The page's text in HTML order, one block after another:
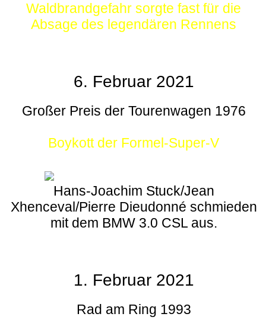
Waldbrandgefahr sorgte fast für die
Absage des legendären Rennens
6. Februar 2021
Großer Preis der Tourenwagen 1976
Boykott der Formel-Super-V
Hans-Joachim Stuck/Jean
Xhenceval/Pierre Dieudonné schmieden
mit dem BMW 3.0 CSL aus.
1. Februar 2021
Rad am Ring 1993